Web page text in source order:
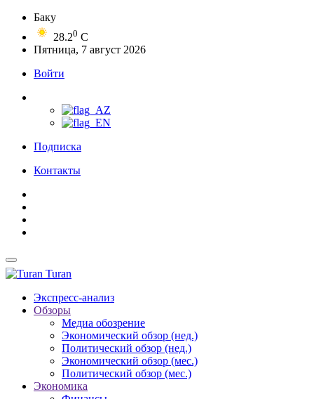
Баку
28.20 C
Пятница, 7 август 2026
Войти
Подписка
Контакты
Turan
Экспресс-анализ
Обзоры
Медиа обозрение
Экономический обзор (нед.)
Политический обзор (нед.)
Экономический обзор (мес.)
Политический обзор (мес.)
Экономика